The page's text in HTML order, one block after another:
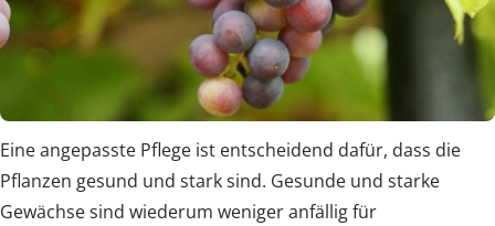
Eine angepasste Pflege ist entscheidend dafür, dass die
Pflanzen gesund und stark sind. Gesunde und starke
Gewächse sind wiederum weniger anfällig für